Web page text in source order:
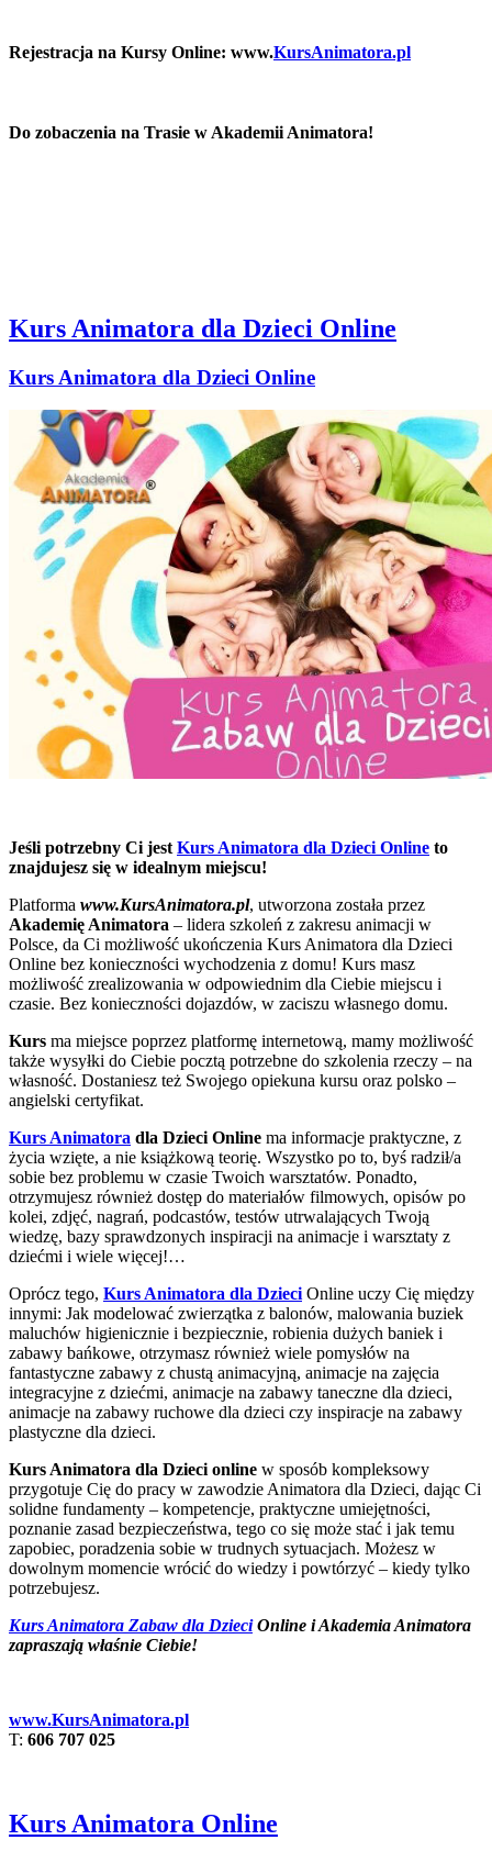
Rejestracja na Kursy Online: www.KursAnimatora.pl
Do zobaczenia na Trasie w Akademii Animatora!
Kurs Animatora dla Dzieci Online
Kurs Animatora dla Dzieci Online
Jeśli potrzebny Ci jestKurs Animatora dla Dzieci Online to
znajdujesz się w idealnym miejscu!
Platforma www.KursAnimatora.pl, utworzona została przez
Akademię Animatora – lidera szkoleń z zakresu animacji w
Polsce, da Ci możliwość ukończenia Kurs Animatora dla Dzieci
Online bez konieczności wychodzenia z domu! Kurs masz
możliwość zrealizowania w odpowiednim dla Ciebie miejscu i
czasie. Bez konieczności dojazdów, w zaciszu własnego domu.
Kurs ma miejsce poprzez platformę internetową, mamy możliwość
także wysyłki do Ciebie pocztą potrzebne do szkolenia rzeczy – na
własność. Dostaniesz też Swojego opiekuna kursu oraz polsko –
angielski certyfikat.
Kurs Animatora dla Dzieci Online ma informacje praktyczne, z
życia wzięte, a nie książkową teorię. Wszystko po to, byś radził/a
sobie bez problemu w czasie Twoich warsztatów. Ponadto,
otrzymujesz również dostęp do materiałów filmowych, opisów po
kolei, zdjęć, nagrań, podcastów, testów utrwalających Twoją
wiedzę, bazy sprawdzonych inspiracji na animacje i warsztaty z
dziećmi i wiele więcej!…
Oprócz tego, Kurs Animatora dla DzieciOnline uczy Cię między
innymi: Jak modelować zwierzątka z balonów, malowania buziek
maluchów higienicznie i bezpiecznie, robienia dużych baniek i
zabawy bańkowe, otrzymasz również wiele pomysłów na
fantastyczne zabawy z chustą animacyjną, animacje na zajęcia
integracyjne z dziećmi, animacje na zabawy taneczne dla dzieci,
animacje na zabawy ruchowe dla dzieci czy inspiracje na zabawy
plastyczne dla dzieci.
Kurs Animatora dla Dzieci online w sposób kompleksowy
przygotuje Cię do pracy w zawodzie Animatora dla Dzieci, dając Ci
solidne fundamenty – kompetencje, praktyczne umiejętności,
poznanie zasad bezpieczeństwa, tego co się może stać i jak temu
zapobiec, poradzenia sobie w trudnych sytuacjach. Możesz w
dowolnym momencie wrócić do wiedzy i powtórzyć – kiedy tylko
potrzebujesz.
Kurs Animatora Zabaw dla DzieciOnline i Akademia Animatora
zapraszają właśnie Ciebie!
www.KursAnimatora.pl
T: 606 707 025
Kurs Animatora Online